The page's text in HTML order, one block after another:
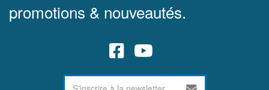
promotions & nouveautés.